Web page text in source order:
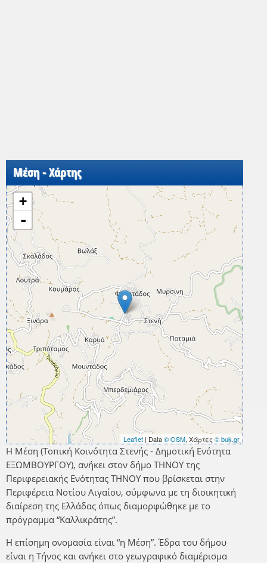
Μέση - Χάρτης
+
-
Leaflet | Data© OSM, Χάρτες© buk.gr
Η Μέση (Τοπική Κοινότητα Στενής - Δημοτική Ενότητα
ΕΞΩΜΒΟΥΡΓΟΥ), ανήκει στον δήμο ΤΗΝΟΥ της
Περιφερειακής Ενότητας ΤΗΝΟΥ που βρίσκεται στην
Περιφέρεια Νοτίου Αιγαίου, σύμφωνα με τη διοικητική
διαίρεση της Ελλάδας όπως διαμορφώθηκε με το
πρόγραμμα “Καλλικράτης”.
Η επίσημη ονομασία είναι “η Μέση”. Έδρα του δήμου
είναι η Τήνος και ανήκει στο γεωγραφικό διαμέρισμα